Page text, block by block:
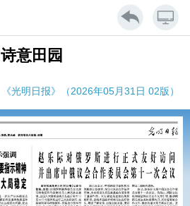
诗意田园
《光明日报》（2026年05月31日 02版）